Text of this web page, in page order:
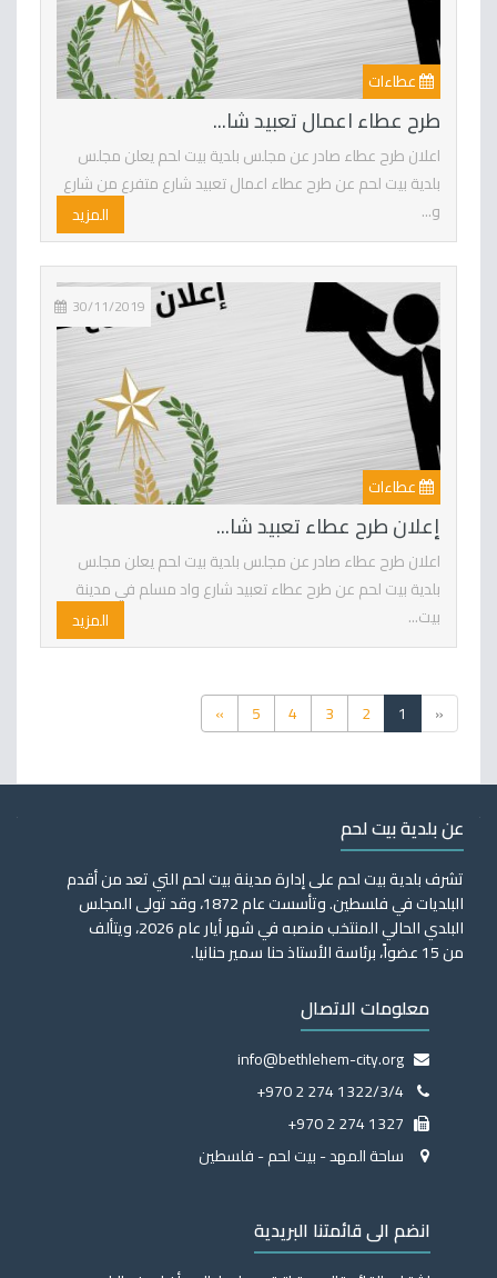
عطاءات
طرح عطاء اعمال تعبيد شا...
اعلان طرح عطاء صادر عن مجلس بلدية بيت لحم يعلن مجلس
بلدية بيت لحم عن طرح عطاء اعمال تعبيد شارع متفرع من شارع
و...
المزيد
عطاءات
إعلان طرح عطاء تعبيد شا...
30/11/2019
اعلان طرح عطاء صادر عن مجلس بلدية بيت لحم يعلن مجلس
بلدية بيت لحم عن طرح عطاء تعبيد شارع واد مسلم في مدينة
بيت...
المزيد
«
1
2
3
4
5
»
عن بلدية بيت لحم
تشرف بلدية بيت لحم على إدارة مدينة بيت لحم التي تعد من أقدم
البلديات في فلسطين. وتأسست عام 1872، وقد تولى المجلس
البلدي الحالي المنتخب منصبه في شهر أيار عام 2026، ويتألف
من 15 عضواً، برئاسة الأستاذ حنا سمير حنانيا.
معلومات الاتصال
info@bethlehem-city.org
+970 2 274 1322/3/4
+970 2 274 1327
ساحة المهد - بيت لحم - فلسطين
انضم الى قائمتنا البريدية